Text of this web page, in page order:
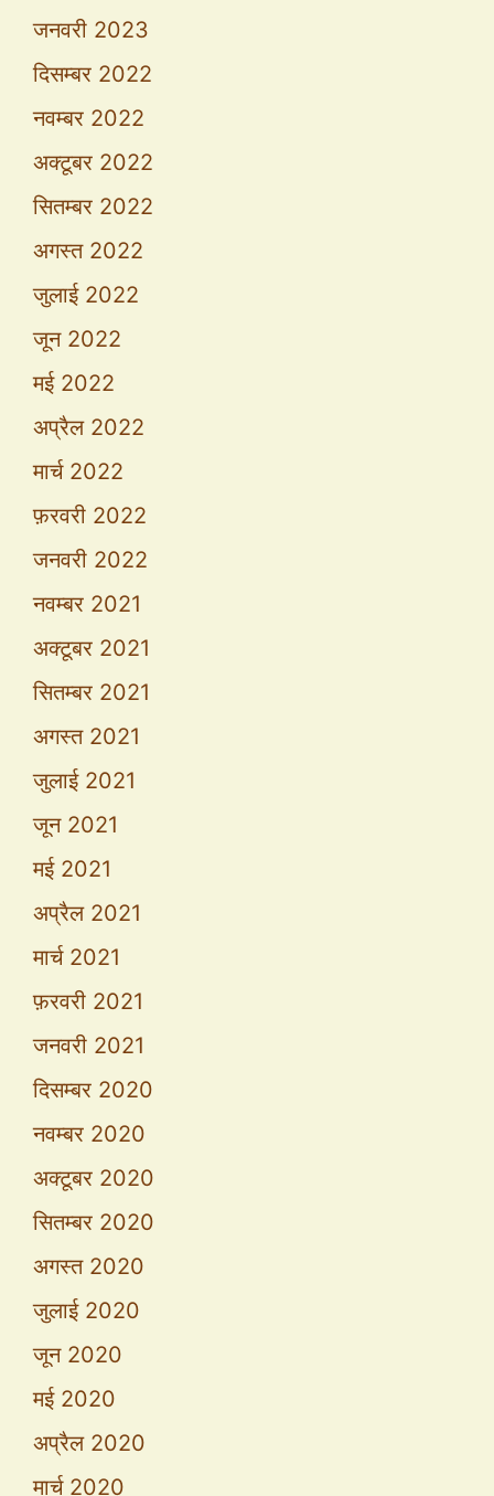
जनवरी 2023
दिसम्बर 2022
नवम्बर 2022
अक्टूबर 2022
सितम्बर 2022
अगस्त 2022
जुलाई 2022
जून 2022
मई 2022
अप्रैल 2022
मार्च 2022
फ़रवरी 2022
जनवरी 2022
नवम्बर 2021
अक्टूबर 2021
सितम्बर 2021
अगस्त 2021
जुलाई 2021
जून 2021
मई 2021
अप्रैल 2021
मार्च 2021
फ़रवरी 2021
जनवरी 2021
दिसम्बर 2020
नवम्बर 2020
अक्टूबर 2020
सितम्बर 2020
अगस्त 2020
जुलाई 2020
जून 2020
मई 2020
अप्रैल 2020
मार्च 2020